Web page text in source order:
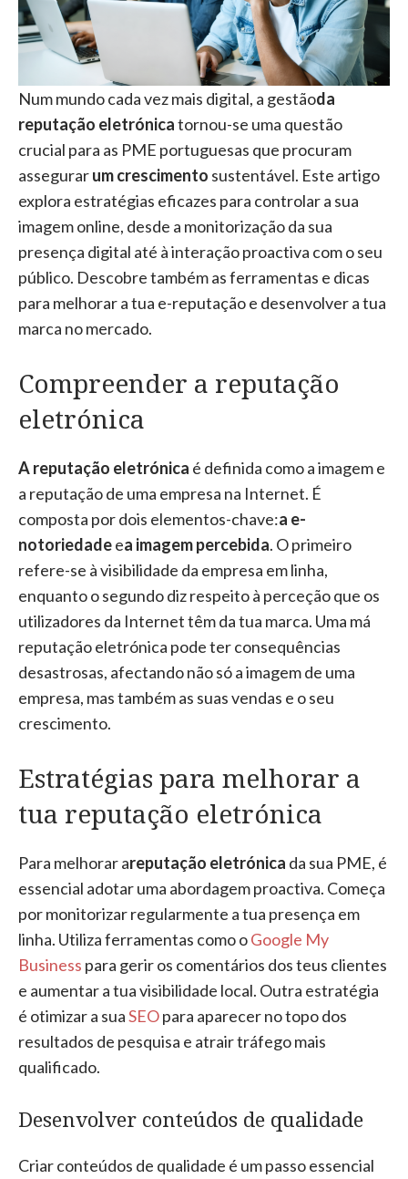
Num mundo cada vez mais digital, a gestãoda
reputação eletrónicatornou-se uma questão
crucial para as PME portuguesas que procuram
assegurarum crescimento sustentável. Este artigo
explora estratégias eficazes para controlar a sua
imagem online, desde a monitorização da sua
presença digital até à interação proactiva com o seu
público. Descobre também as ferramentas e dicas
para melhorar a tua e-reputação e desenvolver a tua
marca no mercado.
Compreender a reputação
eletrónica
A reputação eletrónica é definida como a imagem e
a reputação de uma empresa na Internet. É
composta por dois elementos-chave:a e-
notoriedadeea imagem percebida. O primeiro
refere-se à visibilidade da empresa em linha,
enquanto o segundo diz respeito à perceção que os
utilizadores da Internet têm da tua marca. Uma má
reputação eletrónica pode ter consequências
desastrosas, afectando não só a imagem de uma
empresa, mas também as suas vendas e o seu
crescimento.
Estratégias para melhorar a
tua reputação eletrónica
Para melhorar areputação eletrónica da sua PME, é
essencial adotar uma abordagem proactiva. Começa
por monitorizar regularmente a tua presença em
linha. Utiliza ferramentas como oGoogle My
Business para gerir os comentários dos teus clientes
e aumentar a tua visibilidade local. Outra estratégia
é otimizar a suaSEOpara aparecer no topo dos
resultados de pesquisa e atrair tráfego mais
qualificado.
Desenvolver conteúdos de qualidade
Criar conteúdos de qualidade é um passo essencial